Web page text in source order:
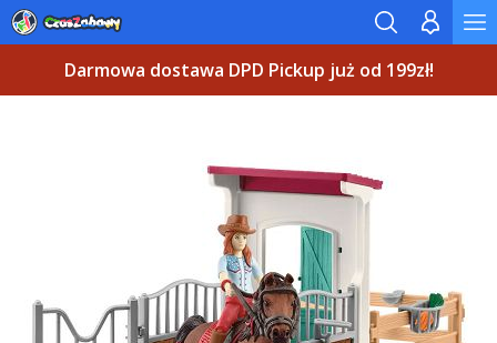
Darmowa dostawa DPD Pickup już od 199zł!